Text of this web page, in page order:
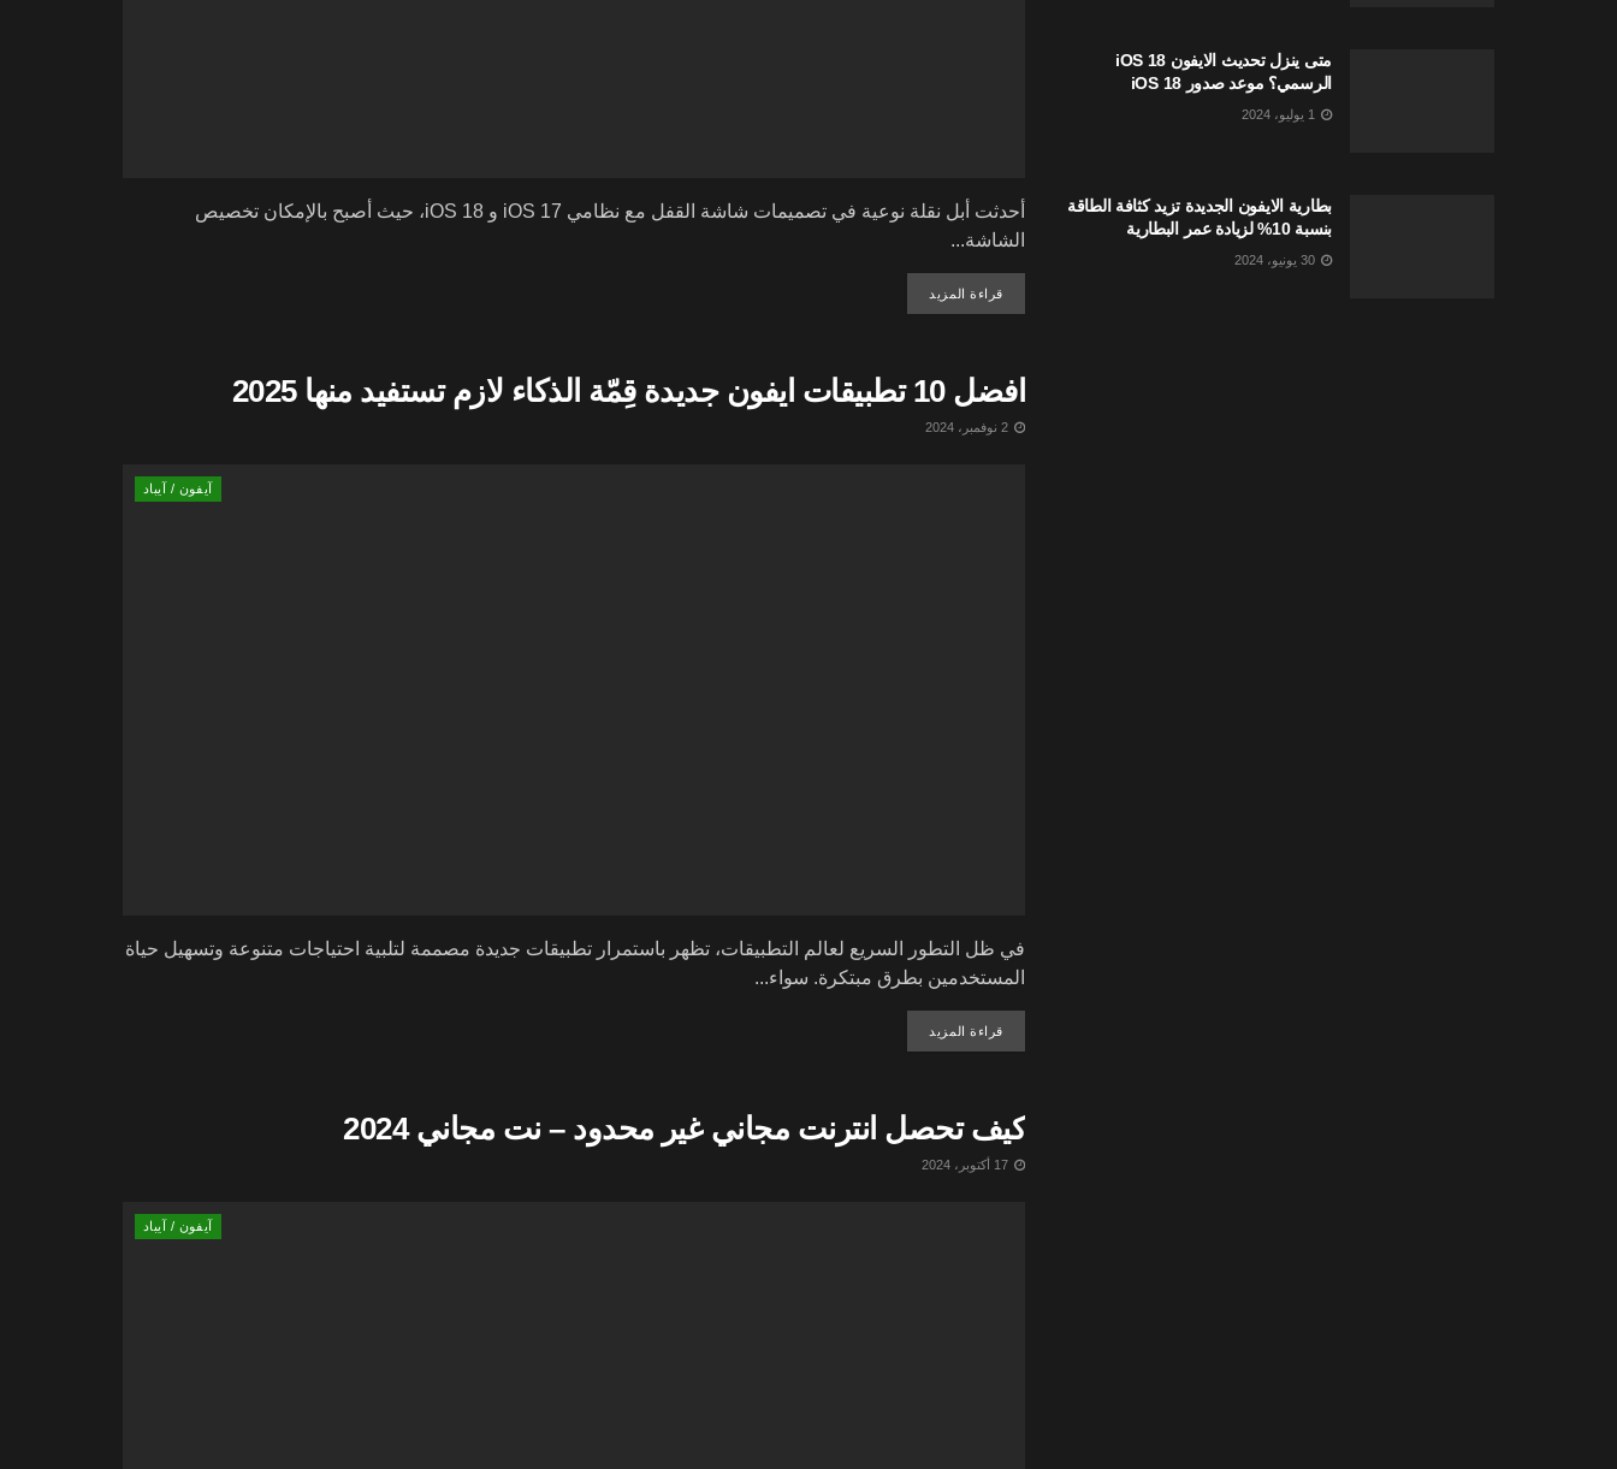
أحدثت أبل نقلة نوعية في تصميمات شاشة القفل مع نظامي iOS 17 و iOS 18، حيث أصبح بالإمكان تخصيص
الشاشة...
قراءة المزيد
افضل 10 تطبيقات ايفون جديدة قِمّة الذكاء لازم تستفيد منها 2025
آيفون / آيباد
في ظل التطور السريع لعالم التطبيقات، تظهر باستمرار تطبيقات جديدة مصممة لتلبية احتياجات متنوعة وتسهيل حياة
المستخدمين بطرق مبتكرة. سواء...
قراءة المزيد
كيف تحصل انترنت مجاني غير محدود – نت مجاني 2024
آيفون / آيباد
متى ينزل تحديث الايفون iOS 18
الرسمي؟ موعد صدور iOS 18
بطارية الايفون الجديدة تزيد كثافة الطاقة
بنسبة 10% لزيادة عمر البطارية